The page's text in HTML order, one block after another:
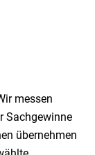
messen
Sach­ge­winne
übernehmen